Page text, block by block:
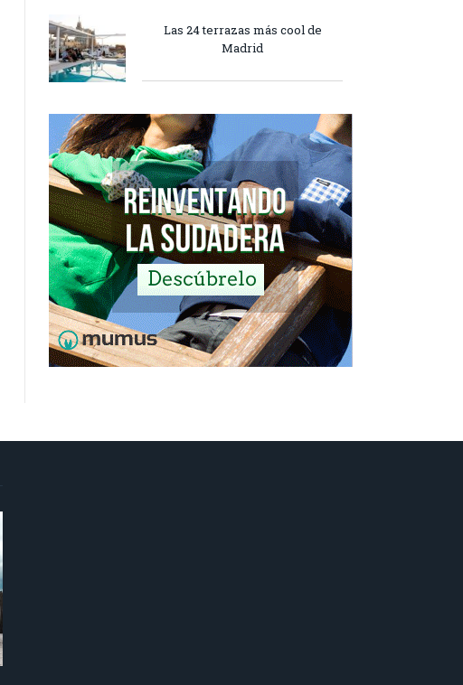
Las 24 terrazas más cool de
Madrid